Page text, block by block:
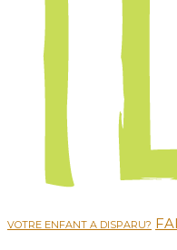
VOTRE ENFANT A DISPARU?